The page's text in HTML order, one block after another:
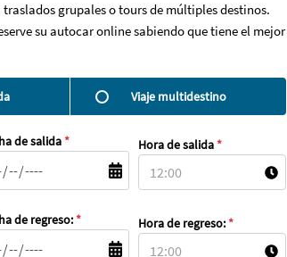
grupales o tours de múltiples destinos.
su autocar online sabiendo que tiene el mejor
Viaje multidestino
de salida * Hora de salida *
de regreso: * Hora de regreso: *